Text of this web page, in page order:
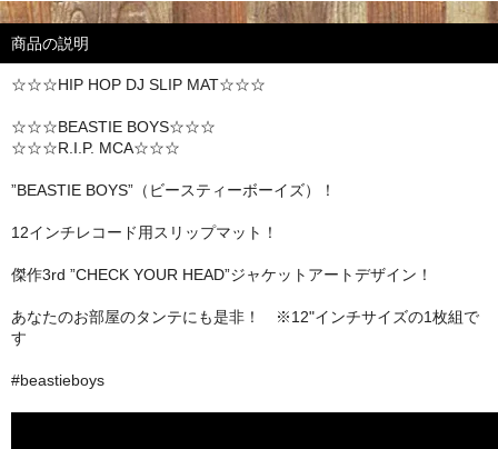
商品の説明
☆☆☆HIP HOP DJ SLIP MAT☆☆☆
☆☆☆BEASTIE BOYS☆☆☆
☆☆☆R.I.P. MCA☆☆☆
”BEASTIE BOYS”（ビースティーボーイズ）！
12インチレコード用スリップマット！
傑作3rd ”CHECK YOUR HEAD”ジャケットアートデザイン！
あなたのお部屋のタンテにも是非！ ※12"インチサイズの1枚組で
す
#beastieboys